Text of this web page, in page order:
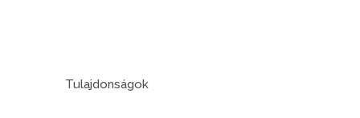
Tulajdonságok